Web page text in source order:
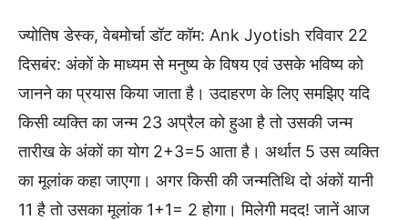
ज्योतिष डेस्क, वेबमोर्चा डॉट कॉम: Ank Jyotish रविवार 22
दिसबंर: अंकों के माध्यम से मनुष्य के विषय एवं उसके भविष्य को
जानने का प्रयास किया जाता है। उदाहरण के लिए समझिए यदि
किसी व्यक्ति का जन्म 23 अप्रैल को हुआ है तो उसकी जन्म
तारीख के अंकों का योग 2+3=5 आता है। अर्थात 5 उस व्यक्ति
का मूलांक कहा जाएगा। अगर किसी की जन्मतिथि दो अंकों यानी
11 है तो उसका मूलांक 1+1= 2 होगा। मिलेगी मदद! जानें आज